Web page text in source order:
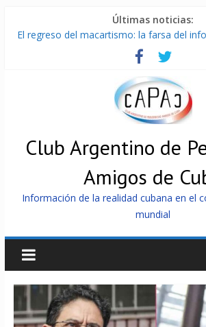
Últimas noticias:
El regreso del macartismo: la farsa del
Milei firmó memorándum con EE.UU sin
China presenta robots que pueden
La Habana avanza en reconexión tras
Más de 7 000 contenedores impedidos de
Club Argentino de
Amigos de
Información de la realidad cubana en el
mundial